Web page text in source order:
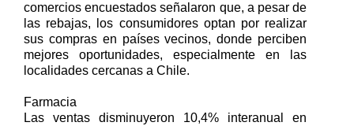
comercios encuestados señalaron que, a pesar de
las rebajas, los consumidores optan por realizar
sus compras en países vecinos, donde perciben
mejores oportunidades, especialmente en las
localidades cercanas a Chile.
Farmacia
Las ventas disminuyeron 10,4% interanual en